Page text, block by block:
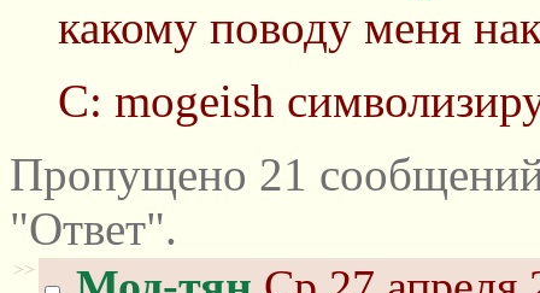
какому поводу меня
C: mogeish
Пропущено 21
"Ответ".
>>